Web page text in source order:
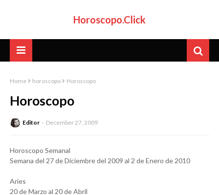
Horoscopo.Click
Home horoscopo Horoscopo
Horoscopo
Editor December 27, 2009
Horoscopo Semanal
Semana del 27 de Diciembre del 2009 al 2 de Enero de 2010
Aries
20 de Marzo al 20 de Abril